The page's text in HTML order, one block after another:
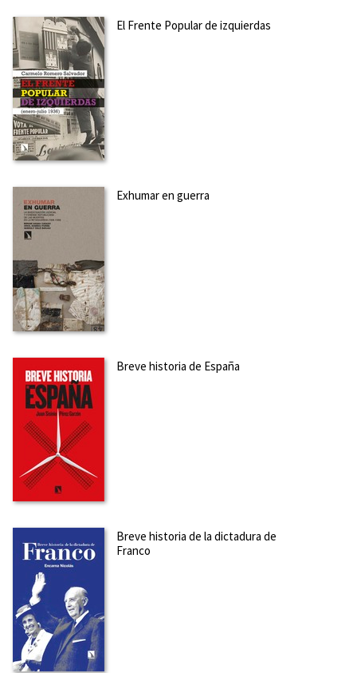
El Frente Popular de izquierdas
Exhumar en guerra
Breve historia de España
Breve historia de la dictadura de
Franco